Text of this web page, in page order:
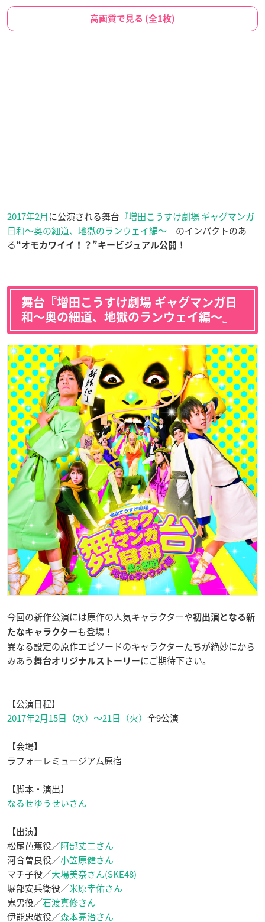
高画質で見る (全1枚)
2017年2月に公演される舞台 『増田こうすけ劇場 ギャグマンガ
日和〜奥の細道、地獄のランウェイ編〜』 のインパクトのあ
る “オモカワイイ！？”キービジュアル公開 ！
舞台『増田こうすけ劇場 ギャグマンガ日
和〜奥の細道、地獄のランウェイ編〜』
今回の新作公演には原作の人気キャラクターや初出演となる新
たなキャラクターも登場！
異なる設定の原作エピソードのキャラクターたちが絶妙にから
みあう 舞台オリジナルストーリー にご期待下さい。
【公演日程】
2017年2月15日（水）〜21日（火） 全9公演
【会場】
ラフォーレミュージアム原宿
【脚本・演出】
なるせゆうせいさん
【出演】
松尾芭蕉役／阿部丈二さん
河合曽良役／小笠原健さん
マチ子役／大場美奈さん(SKE48)
堀部安兵衛役／米原幸佑さん
鬼男役／石渡真修さん
伊能忠敬役／森本亮治さん